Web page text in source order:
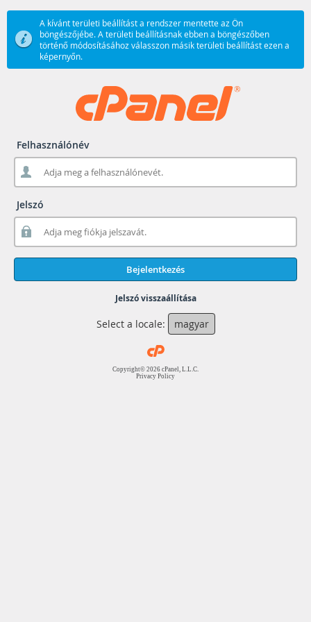
A kívánt területi beállítást a rendszer mentette az Ön
böngészőjébe. A területi beállításnak ebben a böngészőben
történő módosításához válasszon másik területi beállítást ezen a
képernyőn.
Felhasználónév
Jelszó
Bejelentkezés
Jelszó visszaállítása
Select a locale: magyar
Copyright© 2026 cPanel, L.L.C.
Privacy Policy